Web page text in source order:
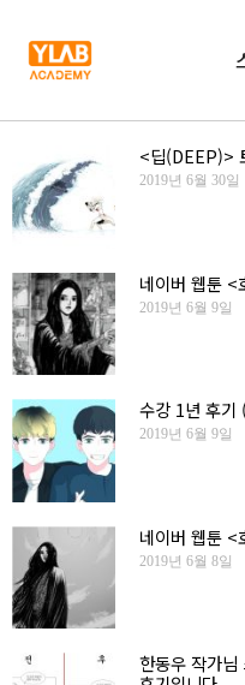
<딥(DEEP)>
2019년 6월 30일
네이버 웹툰 <
2019년 6월 9일
수강 1년 후기
2019년 6월 9일
네이버 웹툰 <
2019년 6월 8일
한동우 작가